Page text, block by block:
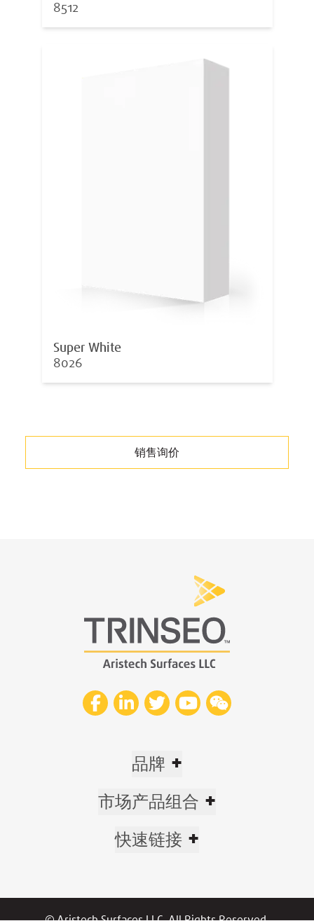
8512
Super White
8026
销售询价
品牌 +
市场产品组合 +
快速链接 +